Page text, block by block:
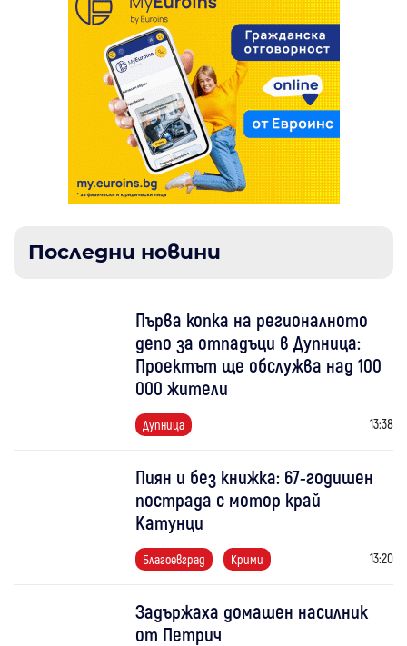
Последни новини
Първа копка на регионалното
депо за отпадъци в Дупница:
Проектът ще обслужва над 100
000 жители
Дупница 13:38
Пиян и без книжка: 67-годишен
пострада с мотор край
Катунци
Благоевград Крими 13:20
Задържаха домашен насилник
от Петрич